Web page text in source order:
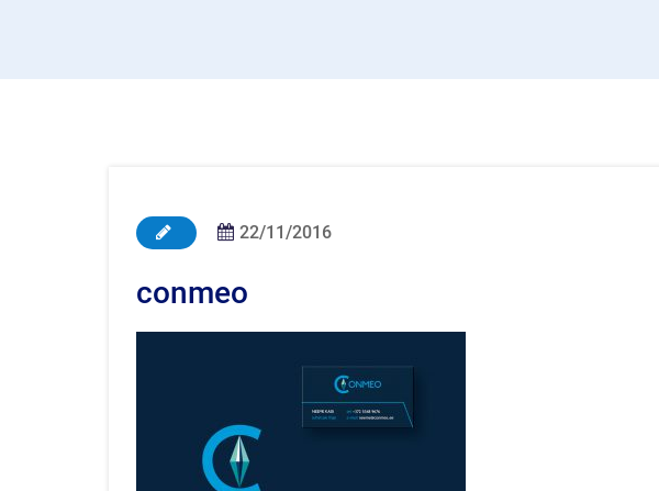
22/11/2016
conmeo